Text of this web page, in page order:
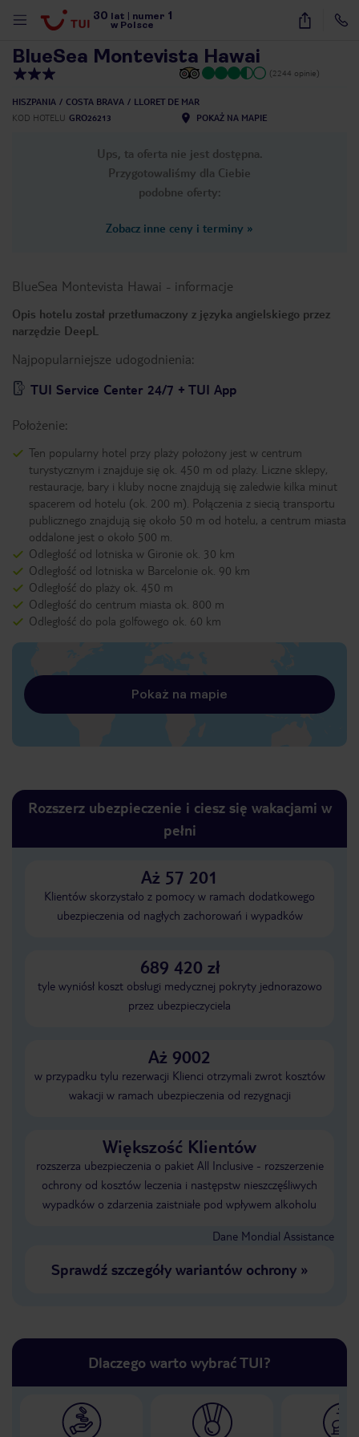
30 lat numer 1
w Polsce
32
BlueSea Montevista Hawai
(2244 opinie)
HISZPANIA COSTA BRAVA
LLORET DE MAR
KOD HOTELU GRO26213 POKAŻ NA MAPIE
Ups, ta oferta nie jest dostępna.
Przygotowaliśmy dla Ciebie
podobne oferty:
Zobacz inne ceny i terminy »
BlueSea Montevista Hawai - informacje
Opis hotelu został przetłumaczony z języka angielskiego przez
narzędzie DeepL
Najpopularniejsze udogodnienia:
TUI Service Center 24/7 + TUI App
Położenie:
Ten popularny hotel przy plaży położony jest w centrum
turystycznym i znajduje się ok. 450 m od plaży. Liczne sklepy,
restauracje, bary i kluby nocne znajdują się zaledwie kilka minut
spacerem od hotelu (ok. 200 m). Połączenia z siecią transportu
publicznego znajdują się około 50 m od hotelu, a centrum miasta
oddalone jest o około 500 m.
Odległość od lotniska w Gironie ok. 30 km
Odległość od lotniska w Barcelonie ok. 90 km
Odległość do plaży ok. 450 m
Odległość do centrum miasta ok. 800 m
Odległość do pola golfowego ok. 60 km
Pokaż na mapie
Rozszerz ubezpieczenie i ciesz się wakacjami w
pełni
Aż 57 201
Klientów skorzystało z pomocy w ramach dodatkowego
ubezpieczenia od nagłych zachorowań i wypadków
689 420 zł
tyle wyniósł koszt obsługi medycznej pokryty jednorazowo
przez ubezpieczyciela
Aż 9002
w przypadku tylu rezerwacji Klienci otrzymali zwrot kosztów
wakacji w ramach ubezpieczenia od rezygnacji
Większość Klientów
rozszerza ubezpieczenia o pakiet All Inclusive - rozszerzenie
ochrony od kosztów leczenia i następstw nieszczęśliwych
wypadków o zdarzenia zaistniałe pod wpływem alkoholu
Dane Mondial Assistance
Sprawdź szczegóły wariantów ochrony»
Dlaczego warto wybrać TUI?